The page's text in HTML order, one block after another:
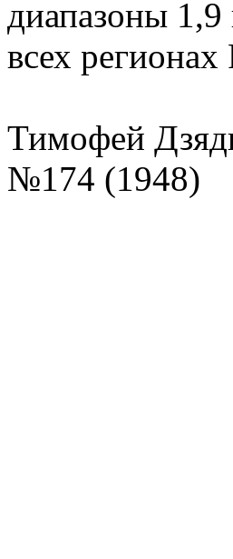
диапазоны 1,9
всех
Тимофей
№174 (1948)